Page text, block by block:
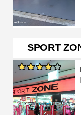
SPORT